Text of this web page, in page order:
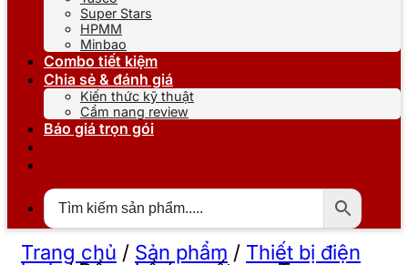
Super Stars
HPMM
Minbao
Combo tiết kiệm
Chia sẻ & đánh giá
Kiến thức kỹ thuật
Cẩm nang review
Báo giá trọn gói
Trang chủ / Sản phẩm / Thiết bị điện